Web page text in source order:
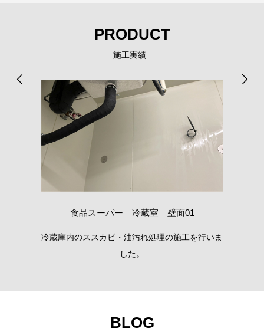
PRODUCT
施工実績
食品スーパー 冷蔵室 壁面01
冷蔵庫内のススカビ・油汚れ処理の施工を行いま
した。
BLOG